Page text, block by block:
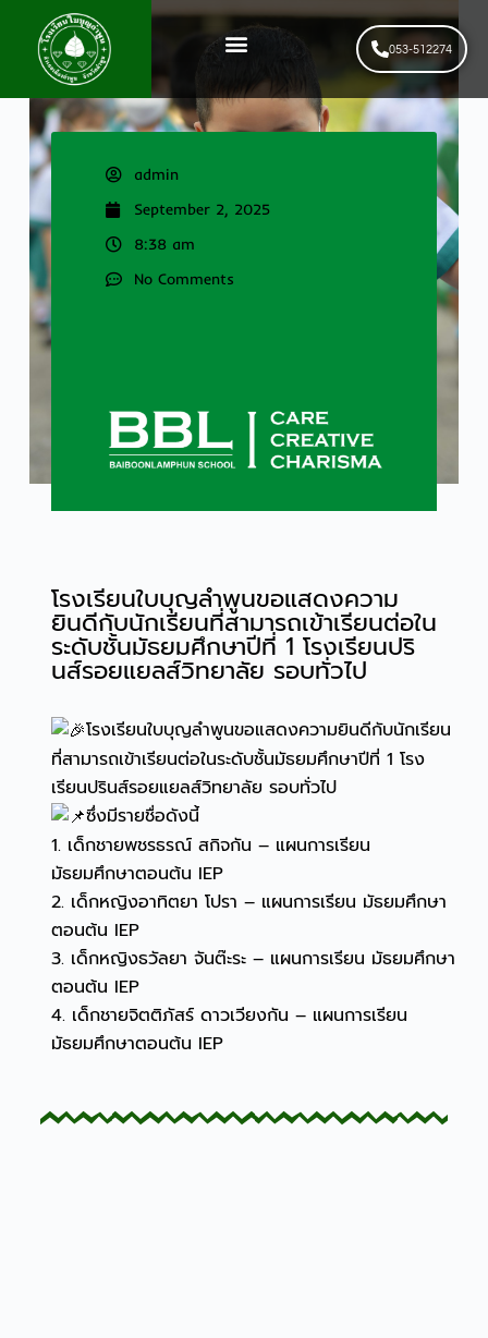
053-512274
admin
September 2, 2025
8:38 am
No Comments
โรงเรียนใบบุญลำพูนขอแสดงความ
ยินดีกับนักเรียนที่สามารถเข้าเรียนต่อใน
ระดับชั้นมัธยมศึกษาปีที่ 1 โรงเรียนปริ
นส์รอยแยลส์วิทยาลัย รอบทั่วไป
โรงเรียนใบบุญลำพูนขอแสดงความยินดีกับนักเรียน
ที่สามารถเข้าเรียนต่อในระดับชั้นมัธยมศึกษาปีที่ 1 โรง
เรียนปรินส์รอยแยลส์วิทยาลัย รอบทั่วไป
ซึ่งมีรายชื่อดังนี้
1. เด็กชายพชรธรณ์ สกิจกัน – แผนการเรียน
มัธยมศึกษาตอนต้น IEP
2. เด็กหญิงอาทิตยา โปรา – แผนการเรียน มัธยมศึกษา
ตอนต้น IEP
3. เด็กหญิงธวัลยา จันต๊ะระ – แผนการเรียน มัธยมศึกษา
ตอนต้น IEP
4. เด็กชายจิตติภัสร์ ดาวเวียงกัน – แผนการเรียน
มัธยมศึกษาตอนต้น IEP